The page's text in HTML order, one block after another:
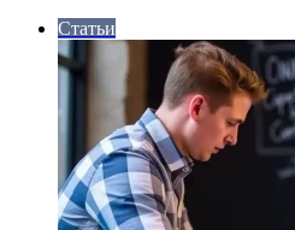
Статьи